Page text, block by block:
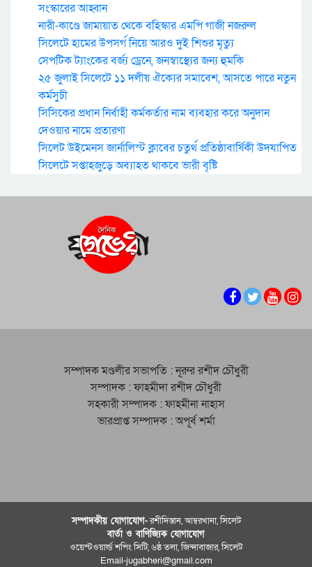
সংস্কারের আহ্বান
নারী-কাণ্ডে জামায়াত থেকে বহিস্কার এমপি গাজী নজরুল
সিলেটে হামের উপসর্গ নিয়ে আরও দুই শিশুর মৃত্যু
সেপটিক ট্যাংকের বর্জ্য ড্রেনে, জনস্বাস্থ্যের জন্য হুমকি
২৫ জুলাই সিলেটে ১১ দলীয় ঐক্যের সমাবেশ, আসতে পারে নতুন
কর্মসুচী
সিসিকের প্রধান নির্বাহী কর্মকর্তার নাম ব্যবহার করে অনুদান
দেওয়ার নামে প্রতারণা
সিলেট উইমেনস জার্নালিস্ট ক্লাবের চতুর্থ প্রতিষ্ঠাবার্ষিকী উদযাপিত
সিলেটে সপ্তাহজুড়ে অব্যাহত থাকবে ভারী বৃষ্টি
সম্পাদক মণ্ডলীর সভাপতি : নূরুর রশীদ চৌধুরী
সম্পাদক : ফাহমীদা রশীদ চৌধুরী
সহকারী সম্পাদক : ফাহমীনা নাহাস
ভারপ্রাপ্ত সম্পাদক : অপূর্ব শর্মা
সম্পাদকীয় যােগাযোগ-রশীদিস্তান, আম্বরখানা, সিলেট
বার্তা ও বাণিজ্যিক যোগাযােগ
ওয়েস্টওয়ার্ল্ড শপিং সিটি, ৬ষ্ঠ তলা, জিন্দাবাজার, সিলেট
Email-jugabheri@gmail.com